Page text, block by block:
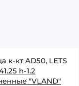
к-кт AD50, LETS
h-1.2
"VLAND"